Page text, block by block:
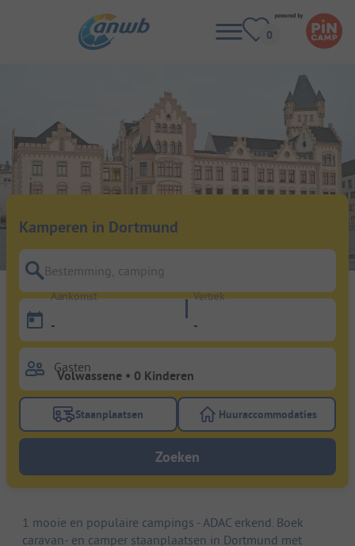
Kamperen in Dortmund
Bestemming, camping
Aankomst
-
Vertrek
-
Gasten
Gebruik de filterknop staanplaatsen om te zoeken
Staanplaatsen Gebruik de
Huuraccommodaties
Zoeken
1 mooie en populaire campings - ADAC erkend. Boek
caravan- en camper staanplaatsen in Dortmund met